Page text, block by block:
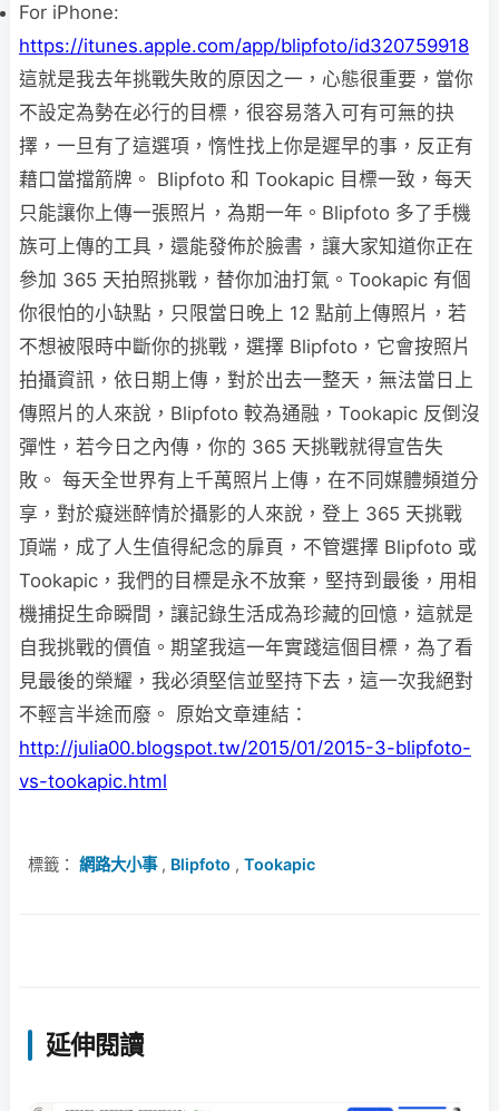
For iPhone:
https://itunes.apple.com/app/blipfoto/id320759918
這就是我去年挑戰失敗的原因之一，心態很重要，當你
不設定為勢在必行的目標，很容易落入可有可無的抉
擇，一旦有了這選項，惰性找上你是遲早的事，反正有
藉口當擋箭牌。 Blipfoto 和 Tookapic 目標一致，每天
只能讓你上傳一張照片，為期一年。Blipfoto 多了手機
族可上傳的工具，還能發佈於臉書，讓大家知道你正在
參加 365 天拍照挑戰，替你加油打氣。Tookapic 有個
你很怕的小缺點，只限當日晚上 12 點前上傳照片，若
不想被限時中斷你的挑戰，選擇 Blipfoto，它會按照片
拍攝資訊，依日期上傳，對於出去一整天，無法當日上
傳照片的人來說，Blipfoto 較為通融，Tookapic 反倒沒
彈性，若今日之內傳，你的 365 天挑戰就得宣告失
敗。 每天全世界有上千萬照片上傳，在不同媒體頻道分
享，對於癡迷醉情於攝影的人來說，登上 365 天挑戰
頂端，成了人生值得紀念的扉頁，不管選擇 Blipfoto 或
Tookapic，我們的目標是永不放棄，堅持到最後，用相
機捕捉生命瞬間，讓記錄生活成為珍藏的回憶，這就是
自我挑戰的價值。期望我這一年實踐這個目標，為了看
見最後的榮耀，我必須堅信並堅持下去，這一次我絕對
不輕言半途而廢。 原始文章連結：
http://julia00.blogspot.tw/2015/01/2015-3-blipfoto-
vs-tookapic.html
標籤： 網路大小事, Blipfoto , Tookapic
延伸閱讀